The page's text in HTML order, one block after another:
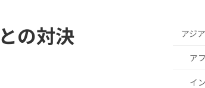
の対決 アジ
ア
イ